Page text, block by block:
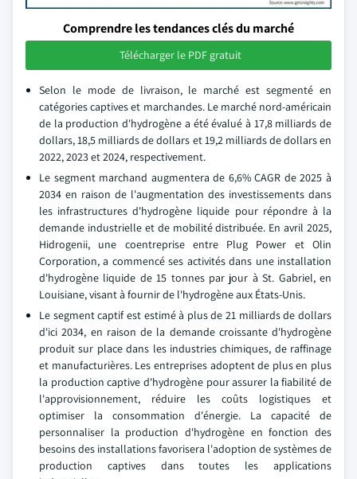
Comprendre les tendances clés du marché
Télécharger le PDF gratuit
Selon le mode de livraison, le marché est segmenté en
catégories captives et marchandes. Le marché nord-américain
de la production d'hydrogène a été évalué à 17,8 milliards de
dollars, 18,5 milliards de dollars et 19,2 milliards de dollars en
2022, 2023 et 2024, respectivement.
Le segment marchand augmentera de 6,6% CAGR de 2025 à
2034 en raison de l'augmentation des investissements dans
les infrastructures d'hydrogène liquide pour répondre à la
demande industrielle et de mobilité distribuée. En avril 2025,
Hidrogenii, une coentreprise entre Plug Power et Olin
Corporation, a commencé ses activités dans une installation
d'hydrogène liquide de 15 tonnes par jour à St. Gabriel, en
Louisiane, visant à fournir de l'hydrogène aux États-Unis.
Le segment captif est estimé à plus de 21 milliards de dollars
d'ici 2034, en raison de la demande croissante d'hydrogène
produit sur place dans les industries chimiques, de raffinage
et manufacturières. Les entreprises adoptent de plus en plus
la production captive d'hydrogène pour assurer la fiabilité de
l'approvisionnement, réduire les coûts logistiques et
optimiser la consommation d'énergie. La capacité de
personnaliser la production d'hydrogène en fonction des
besoins des installations favorisera l'adoption de systèmes de
production captives dans toutes les applications